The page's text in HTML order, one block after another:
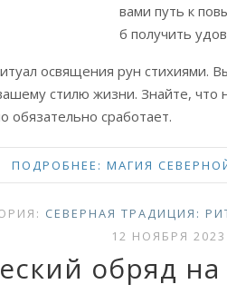
вами путь к
б получить
освящения рун стихиями.
стилю жизни. Знайте,
сработает.
ПОДРОБНЕЕ: МАГИЯ
СЕВЕРНАЯ ТРАДИЦИЯ:
12 НОЯБРЯ 2023
обряд